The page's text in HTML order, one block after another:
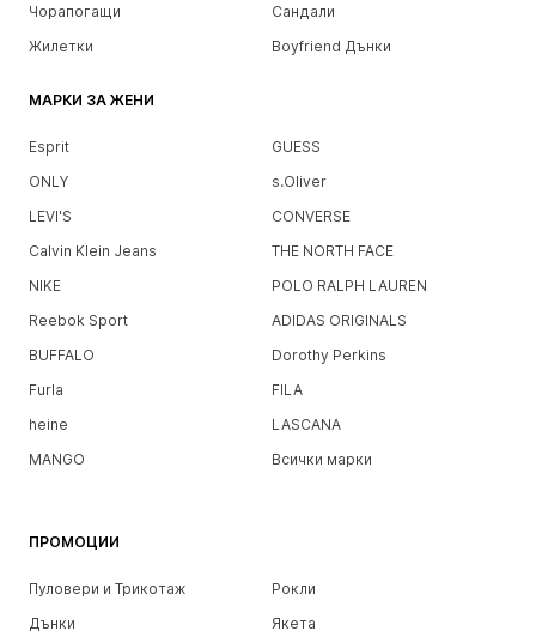
Чорапогащи
Сандали
Жилетки
Boyfriend Дънки
МАРКИ ЗА ЖЕНИ
Esprit
GUESS
ONLY
s.Oliver
LEVI'S
CONVERSE
Calvin Klein Jeans
THE NORTH FACE
NIKE
POLO RALPH LAUREN
Reebok Sport
ADIDAS ORIGINALS
BUFFALO
Dorothy Perkins
Furla
FILA
heine
LASCANA
MANGO
Всички марки
ПРОМОЦИИ
Пуловери и Трикотаж
Рокли
Дънки
Якета